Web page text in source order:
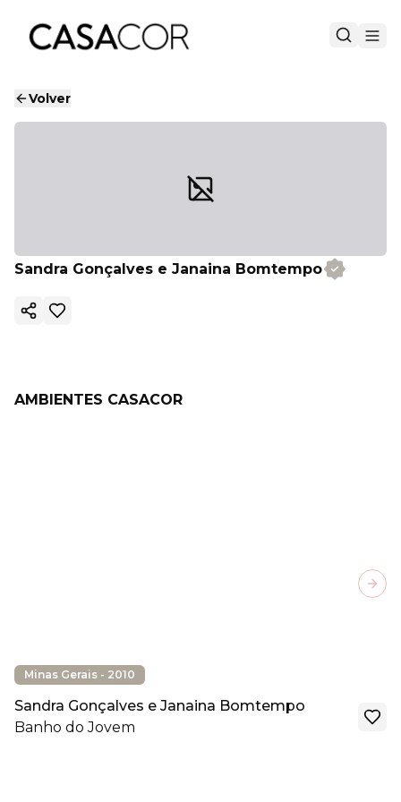
Volver
Sandra Gonçalves e Janaina Bomtempo
Copiar enlace
AMBIENTES CASACOR
Minas Gerais - 2010
Sandra Gonçalves e Janaina Bomtempo
Banho do Jovem